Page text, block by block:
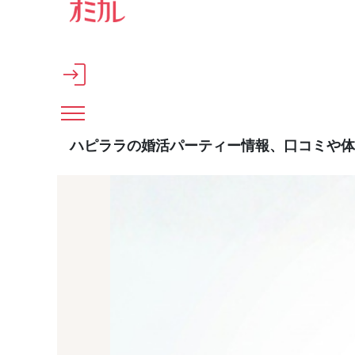
メインコンテンツへスキップ
ハピララの婚活パーティー情報、口コミや